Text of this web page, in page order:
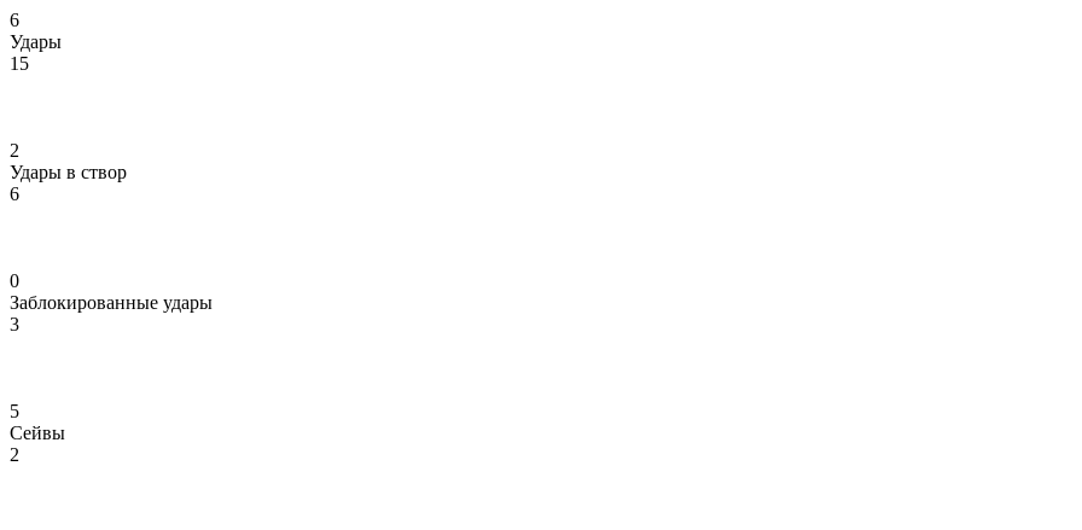
6
Удары
15
2
Удары в створ
6
0
Заблокированные удары
3
5
Сейвы
2